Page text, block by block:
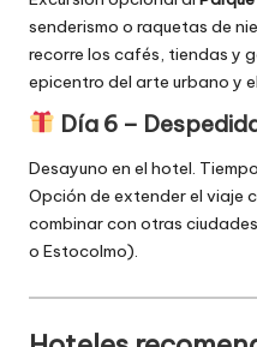
senderismo o raquetas de
recorre los cafés, tiendas y
epicentro del arte urbano y
Día 6 –
Desayuno en el hotel.
Opción de extender el viaje
combinar con otras
o Estocolmo).